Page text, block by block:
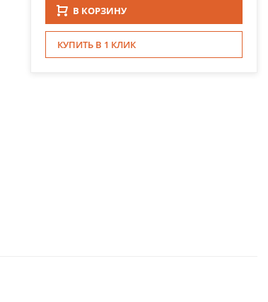
В КОРЗИНУ
КУПИТЬ В 1 КЛИК